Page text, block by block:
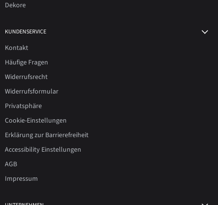
Dekore
KUNDENSERVICE
Kontakt
Häufige Fragen
Widerrufsrecht
Widerrufsformular
Privatsphäre
Cookie-Einstellungen
Erklärung zur Barrierefreiheit
Accessibility Einstellungen
AGB
Impressum